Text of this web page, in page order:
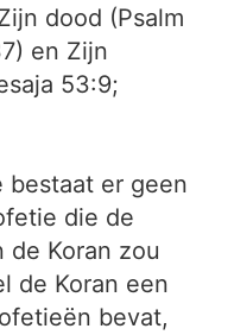
dood (Psalm
en Zijn
53:9;
bestaat er geen
die de
de Koran zou
de Koran een
bevat,